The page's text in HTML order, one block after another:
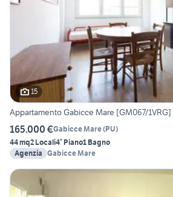
15
Appartamento Gabicce Mare [GM067/1VRG]
165.000 €Gabicce Mare(PU)
44 mq2 Locali4° Piano1 Bagno
Agenzia Gabicce Mare